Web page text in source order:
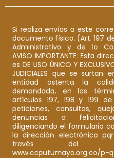
Si realiza envíos a este
documento físico. (Art. 197
Administrativo y de lo
AVISO IMPORTANTE: Esta
es DE USO ÚNICO Y
JUDICIALES que se
entidad ostenta la
demandada, en los
artículos 197, 198 y 199
peticiones, consultas,
denuncias o
diligenciando el formulario
la dirección electrónica
través del
www.ccputumayo.org.co/p-